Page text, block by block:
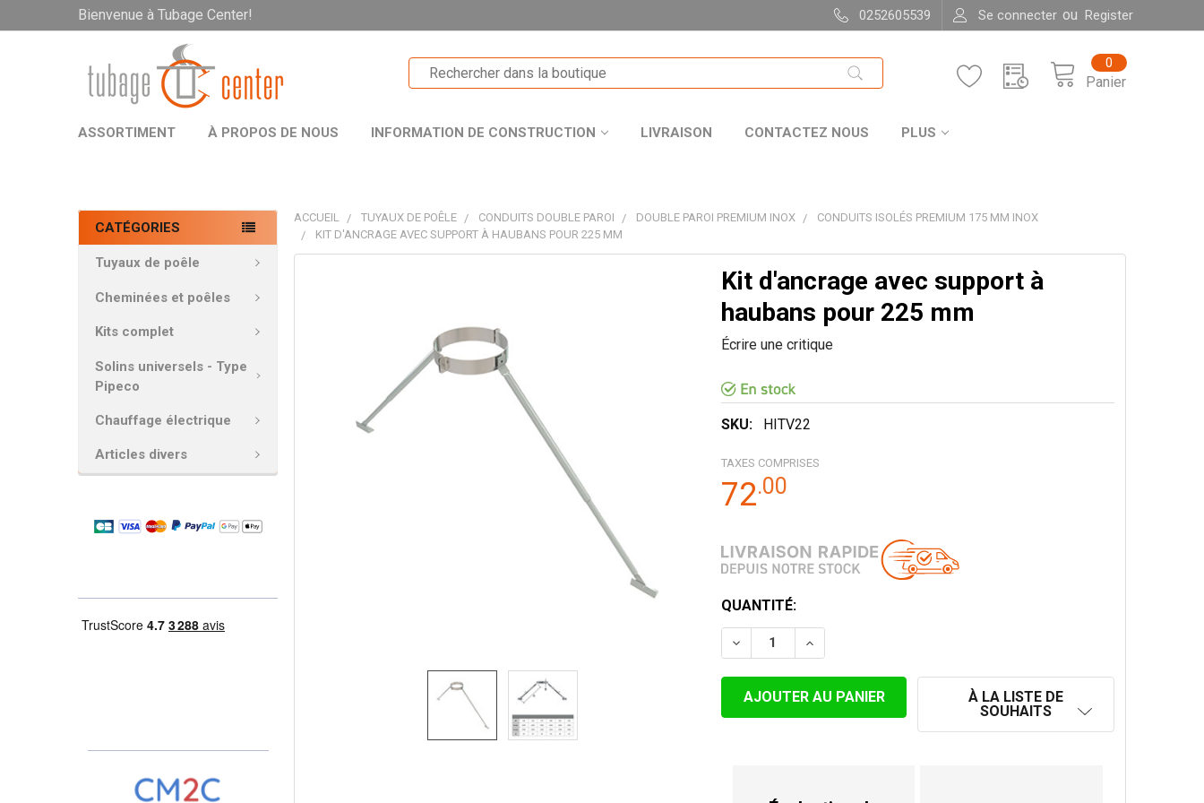
Bienvenue à Tubage Center! 0252605539 Se connecter ou Register
Panier
0
ASSORTIMENT À PROPOS DE NOUS INFORMATION DE CONSTRUCTION LIVRAISON CONTACTEZ NOUS PLUS
CATÉGORIES
Tuyaux de poêle
Cheminées et poêles
Kits complet
Solins universels - Type
Pipeco
Chauffage électrique
Articles divers
ACCUEIL TUYAUX DE POÊLE CONDUITS DOUBLE PAROI DOUBLE PAROI PREMIUM INOX
CONDUITS ISOLÉS PREMIUM 175 MM INOX
KIT D'ANCRAGE AVEC SUPPORT À HAUBANS POUR 225 MM
Kit d'ancrage avec support à
haubans pour 225 mm
Écrire une critique
SKU: HITV22
TAXES COMPRISES
72.00
STOCK
ACTUEL:
QUANTITÉ:
DIMINUER LA QUANTITÉ DE KIT D'ANCRAGE AVEC SUPPORT À
AUGMENTER LA QUANTITÉ DE KIT D'ANCRAGE AVEC
À LA LISTE DE
SOUHAITS
SÉLECTIONNER
AJOUTER